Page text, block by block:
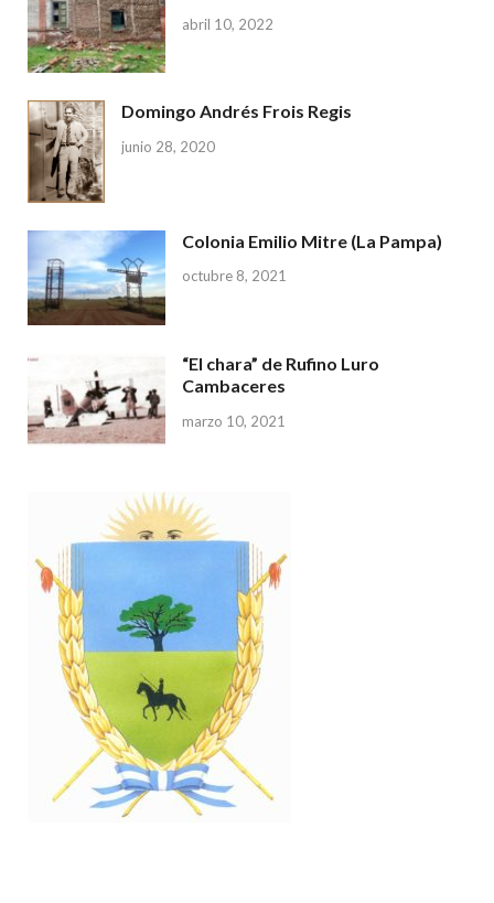
abril 10, 2022
Domingo Andrés Frois Regis
junio 28, 2020
Colonia Emilio Mitre (La Pampa)
octubre 8, 2021
“El chara” de Rufino Luro
Cambaceres
marzo 10, 2021